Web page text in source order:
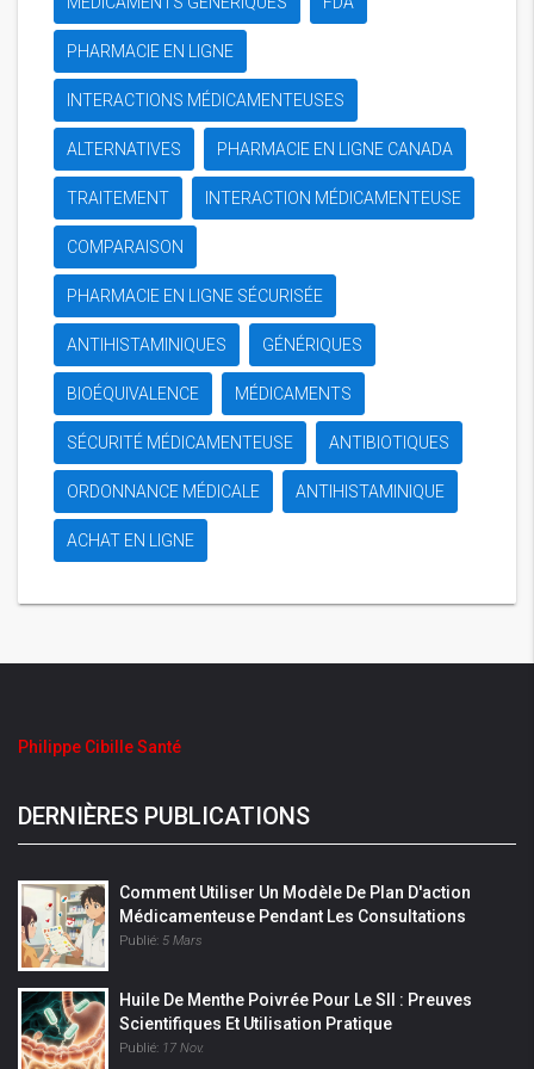
PHARMACIE EN LIGNE
INTERACTIONS MÉDICAMENTEUSES
ALTERNATIVES PHARMACIE EN LIGNE CANADA
TRAITEMENT INTERACTION MÉDICAMENTEUSE
COMPARAISON
PHARMACIE EN LIGNE SÉCURISÉE
ANTIHISTAMINIQUES GÉNÉRIQUES
BIOÉQUIVALENCE MÉDICAMENTS
SÉCURITÉ MÉDICAMENTEUSE ANTIBIOTIQUES
ORDONNANCE MÉDICALE ANTIHISTAMINIQUE
ACHAT EN LIGNE
Philippe Cibille Santé
DERNIÈRES PUBLICATIONS
Comment Utiliser Un Modèle De Plan D'action
Médicamenteuse Pendant Les Consultations
Publié: 5 Mars
Huile De Menthe Poivrée Pour Le SII : Preuves
Scientifiques Et Utilisation Pratique
Publié: 17 Nov.